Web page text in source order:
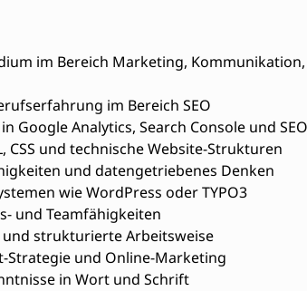
im Bereich Marketing,
im Bereich SEO
Google Analytics, Search Console und
CSS und technische Website-Strukturen
und datengetriebenes Denken
wie WordPress oder TYPO3
und Teamfähigkeiten
strukturierte Arbeitsweise
Strategie und Online-Marketing
in Wort und Schrift